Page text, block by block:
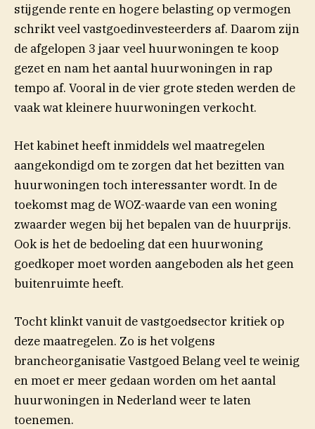
stijgende rente en hogere belasting op vermogen
schrikt veel vastgoedinvesteerders af. Daarom zijn
de afgelopen 3 jaar veel huurwoningen te koop
gezet en nam het aantal huurwoningen in rap
tempo af. Vooral in de vier grote steden werden de
vaak wat kleinere huurwoningen verkocht.
Het kabinet heeft inmiddels wel maatregelen
aangekondigd om te zorgen dat het bezitten van
huurwoningen toch interessanter wordt. In de
toekomst mag de WOZ-waarde van een woning
zwaarder wegen bij het bepalen van de huurprijs.
Ook is het de bedoeling dat een huurwoning
goedkoper moet worden aangeboden als het geen
buitenruimte heeft.
Tocht klinkt vanuit de vastgoedsector kritiek op
deze maatregelen. Zo is het volgens
brancheorganisatie Vastgoed Belang veel te weinig
en moet er meer gedaan worden om het aantal
huurwoningen in Nederland weer te laten
toenemen.